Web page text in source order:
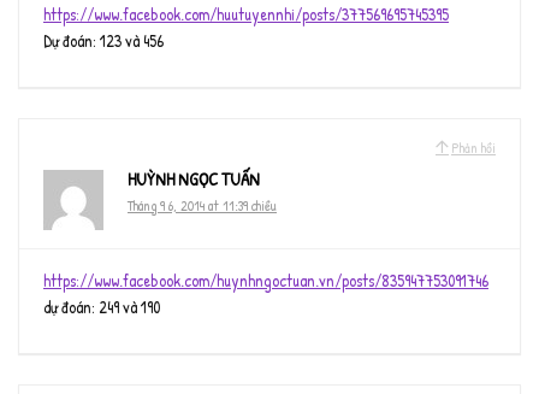
https://www.facebook.com/huutuyennhi/posts/377569695745395
Dự đoán: 123 và 456
Phản hồi
HUỲNH NGỌC TUẤN
Tháng 9 6, 2014 at 11:39 chiều
https://www.facebook.com/huynhngoctuan.vn/posts/835947753091746
dự đoán: 249 và 190